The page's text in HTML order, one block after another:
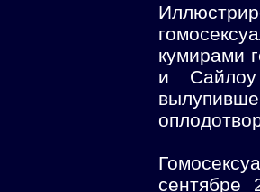
кумирами
и
сентябре